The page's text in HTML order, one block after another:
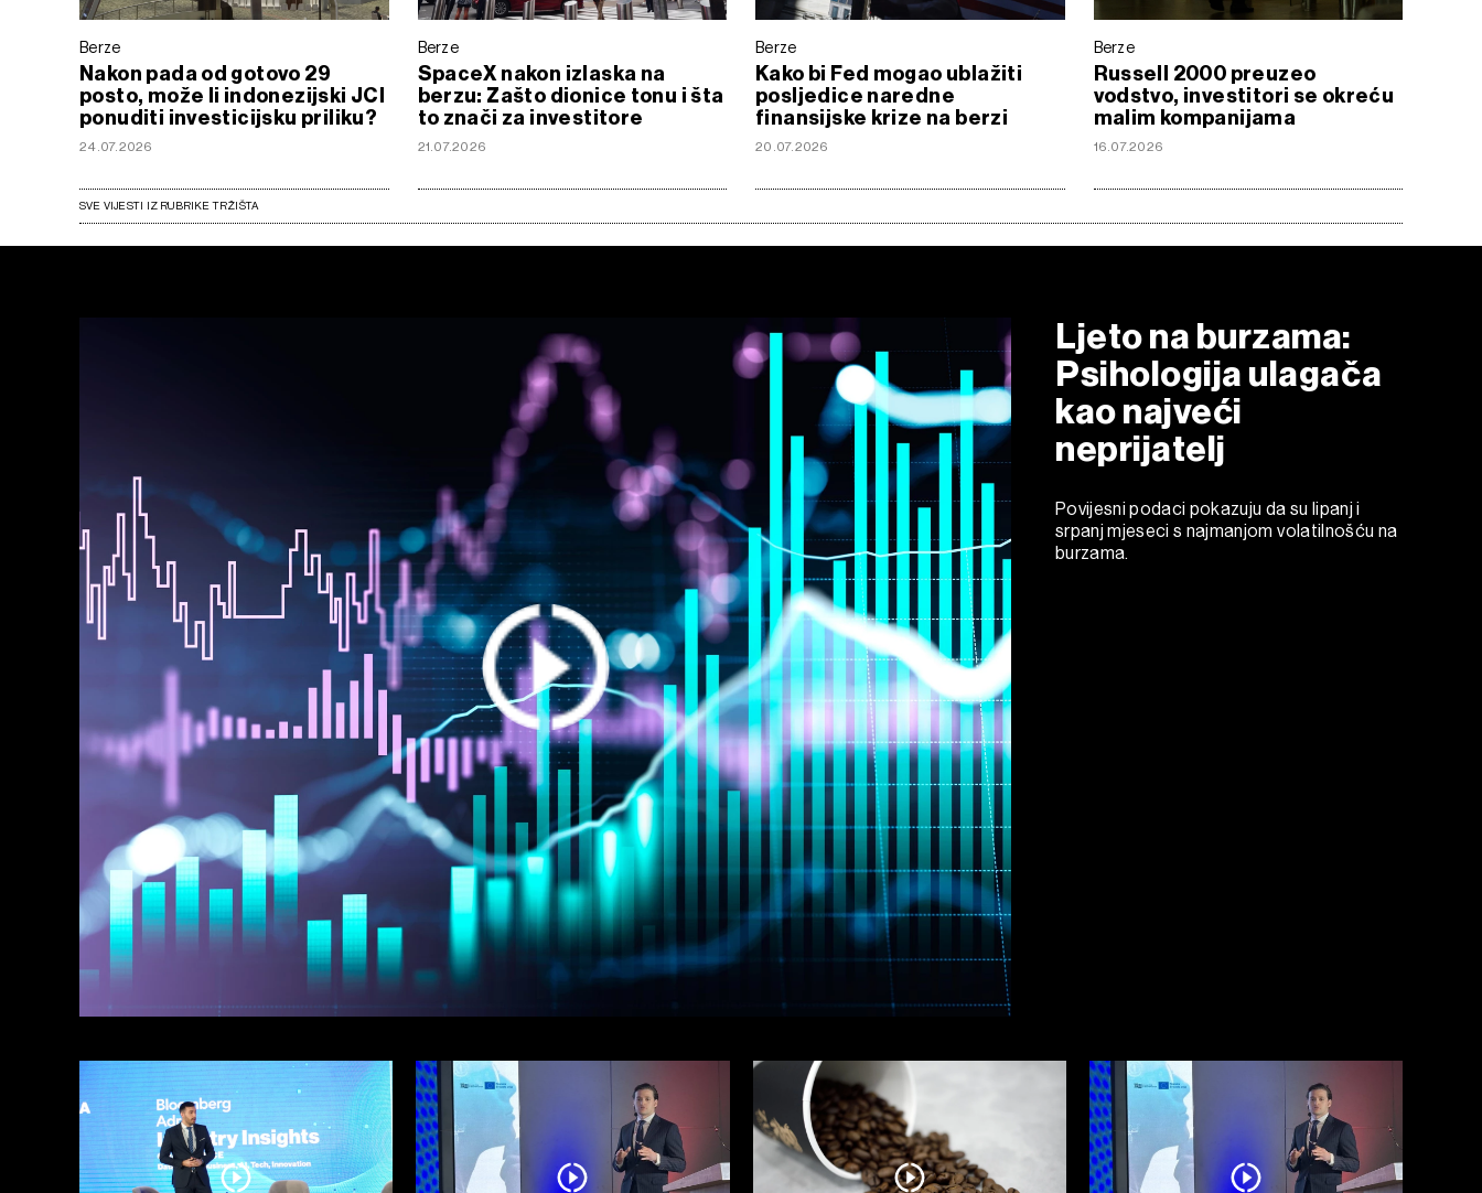
Berze
Nakon pada od gotovo 29
posto, može li indonezijski JCI
ponuditi investicijsku priliku?
24.07.2026
Berze
SpaceX nakon izlaska na
berzu: Zašto dionice tonu i šta
to znači za investitore
21.07.2026
Berze
Kako bi Fed mogao ublažiti
posljedice naredne
finansijske krize na berzi
20.07.2026
Berze
Russell 2000 preuzeo
vodstvo, investitori se okreću
malim kompanijama
16.07.2026
SVE VIJESTI IZ RUBRIKE TRŽIŠTA
Ljeto na burzama:
Psihologija ulagača
kao najveći
neprijatelj
Povijesni podaci pokazuju da su lipanj i
srpanj mjeseci s najmanjom volatilnošću na
burzama.